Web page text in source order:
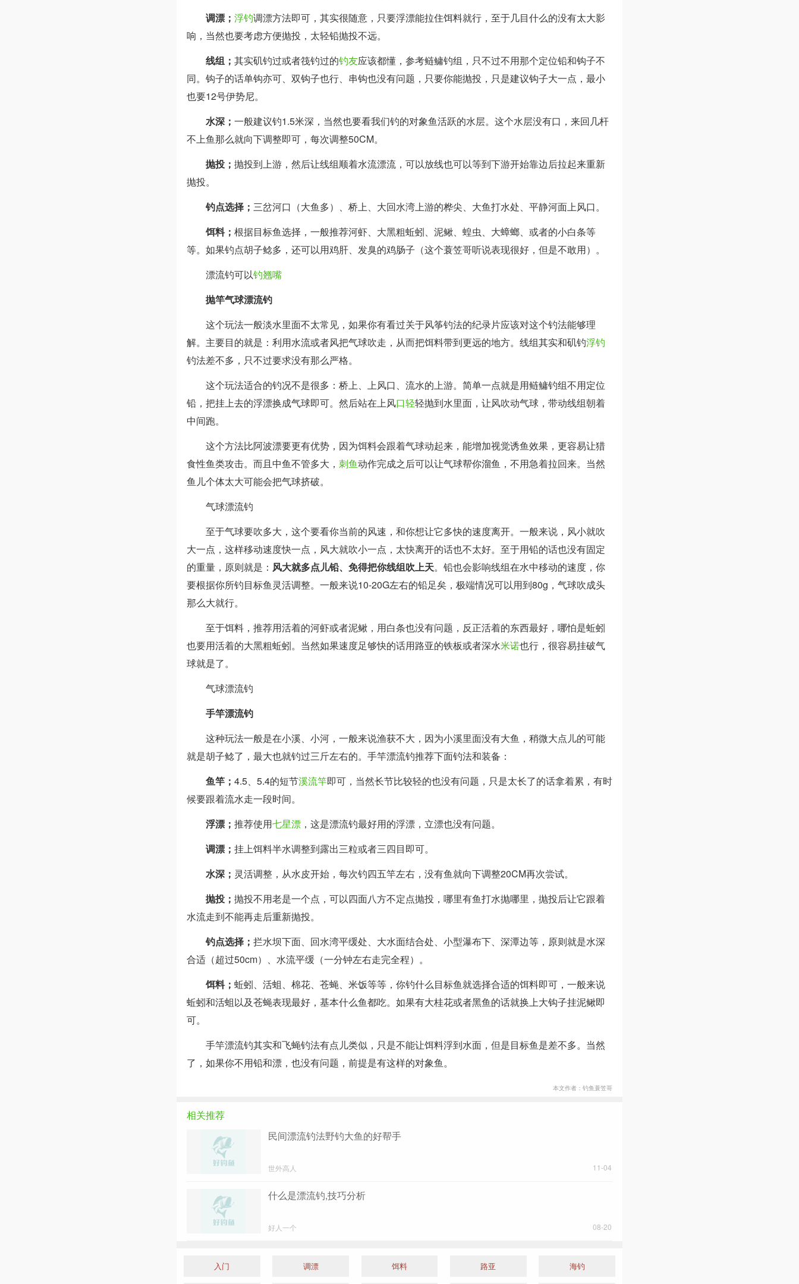
调漂； 浮钓调漂方法即可，其实很随意，只要浮漂能拉住饵料就行，至于几目什么的没有太大影
响，当然也要考虑方便抛投，太轻铅抛投不远。
线组； 其实矶钓过或者筏钓过的钓友应该都懂，参考鲢鳙钓组，只不过不用那个定位铅和钩子不
同。钩子的话单钩亦可、双钩子也行、串钩也没有问题，只要你能抛投，只是建议钩子大一点，最小
也要12号伊势尼。
水深； 一般建议钓1.5米深，当然也要看我们钓的对象鱼活跃的水层。这个水层没有口，来回几杆
不上鱼那么就向下调整即可，每次调整50CM。
抛投； 抛投到上游，然后让线组顺着水流漂流，可以放线也可以等到下游开始靠边后拉起来重新
抛投。
钓点选择； 三岔河口（大鱼多）、桥上、大回水湾上游的桦尖、大鱼打水处、平静河面上风口。
饵料； 根据目标鱼选择，一般推荐河虾、大黑粗蚯蚓、泥鳅、蝗虫、大蟑螂、或者的小白条等
等。如果钓点胡子鲶多，还可以用鸡肝、发臭的鸡肠子（这个蓑笠哥听说表现很好，但是不敢用）。
漂流钓可以钓翘嘴
抛竿气球漂流钓
这个玩法一般淡水里面不太常见，如果你有看过关于风筝钓法的纪录片应该对这个钓法能够理
解。主要目的就是：利用水流或者风把气球吹走，从而把饵料带到更远的地方。线组其实和矶钓浮钓
钓法差不多，只不过要求没有那么严格。
这个玩法适合的钓况不是很多：桥上、上风口、流水的上游。简单一点就是用鲢鳙钓组不用定位
铅，把挂上去的浮漂换成气球即可。然后站在上风口轻轻抛到水里面，让风吹动气球，带动线组朝着
中间跑。
这个方法比阿波漂要更有优势，因为饵料会跟着气球动起来，能增加视觉诱鱼效果，更容易让猎
食性鱼类攻击。而且中鱼不管多大， 刺鱼动作完成之后可以让气球帮你溜鱼，不用急着拉回来。当然
鱼儿个体太大可能会把气球挤破。
气球漂流钓
至于气球要吹多大，这个要看你当前的风速，和你想让它多快的速度离开。一般来说，风小就吹
大一点，这样移动速度快一点，风大就吹小一点，太快离开的话也不太好。至于用铅的话也没有固定
的重量，原则就是： 风大就多点儿铅、免得把你线组吹上天。铅也会影响线组在水中移动的速度，你
要根据你所钓目标鱼灵活调整。一般来说10-20G左右的铅足矣，极端情况可以用到80g，气球吹成头
那么大就行。
至于饵料，推荐用活着的河虾或者泥鳅，用白条也没有问题，反正活着的东西最好，哪怕是蚯蚓
也要用活着的大黑粗蚯蚓。当然如果速度足够快的话用路亚的铁板或者深水米诺也行，很容易挂破气
球就是了。
气球漂流钓
手竿漂流钓
这种玩法一般是在小溪、小河，一般来说渔获不大，因为小溪里面没有大鱼，稍微大点儿的可能
就是胡子鲶了，最大也就钓过三斤左右的。手竿漂流钓推荐下面钓法和装备：
鱼竿； 4.5、5.4的短节溪流竿即可，当然长节比较轻的也没有问题，只是太长了的话拿着累，有时
候要跟着流水走一段时间。
浮漂； 推荐使用七星漂 ，这是漂流钓最好用的浮漂，立漂也没有问题。
调漂； 挂上饵料半水调整到露出三粒或者三四目即可。
水深； 灵活调整，从水皮开始，每次钓四五竿左右，没有鱼就向下调整20CM再次尝试。
抛投； 抛投不用老是一个点，可以四面八方不定点抛投，哪里有鱼打水抛哪里，抛投后让它跟着
水流走到不能再走后重新抛投。
钓点选择； 拦水坝下面、回水湾平缓处、大水面结合处、小型瀑布下、深潭边等，原则就是水深
合适（超过50cm）、水流平缓（一分钟左右走完全程）。
饵料； 蚯蚓、活蛆、棉花、苍蝇、米饭等等，你钓什么目标鱼就选择合适的饵料即可，一般来说
蚯蚓和活蛆以及苍蝇表现最好，基本什么鱼都吃。如果有大桂花或者黑鱼的话就换上大钩子挂泥鳅即
可。
手竿漂流钓其实和飞蝇钓法有点儿类似，只是不能让饵料浮到水面，但是目标鱼是差不多。当然
了，如果你不用铅和漂，也没有问题，前提是有这样的对象鱼。
本文作者：钓鱼蓑笠哥
相关推荐
民间漂流钓法野钓大鱼的好帮手
世外高人 11-04
什么是漂流钓,技巧分析
好人一个 08-20
入门 调漂 饵料 路亚 海钓